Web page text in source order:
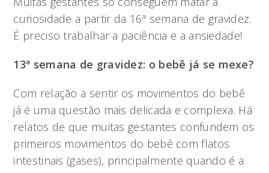
curiosidade a partir da 16ª semana de gravidez.
É preciso trabalhar a paciência e a ansiedade!
13ª semana de gravidez: o bebê já se mexe?
Com relação a sentir os movimentos do bebê
já é uma questão mais delicada e complexa. Há
relatos de que muitas gestantes confundem os
primeiros movimentos do bebê com flatos
intestinais (gases), principalmente quando é a